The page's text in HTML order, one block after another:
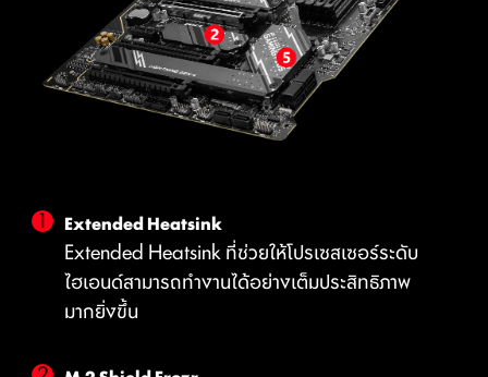
Extended Heatsink
Extended Heatsink ที่ช่วยให้โปรเซสเซอร์ระดับ
ไฮเอนด์สามารถทำงานได้อย่างเต็มประสิทธิภาพ
มากยิ่งขึ้น
PHASE
CORE POWER
DRMOS / 55A
1
PHASE
GT
POWER
1
PHASE
AUX
POWER